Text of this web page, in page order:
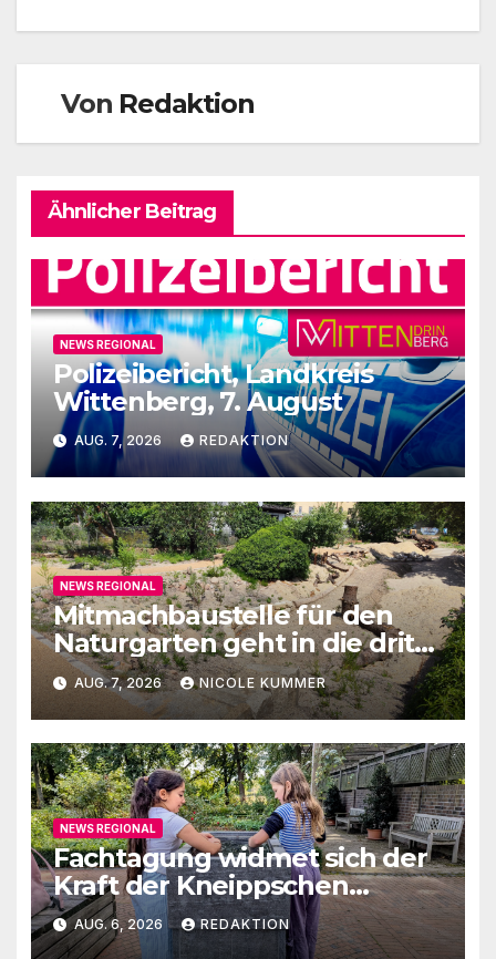
Von Redaktion
Ähnlicher Beitrag
NEWS REGIONAL
Polizeibericht, Landkreis
Wittenberg, 7. August
AUG. 7, 2026 REDAKTION
NEWS REGIONAL
Mitmachbaustelle für den
Naturgarten geht in die dritte
Runde
AUG. 7, 2026 NICOLE KUMMER
NEWS REGIONAL
Fachtagung widmet sich der
Kraft der Kneippschen
Elemente
AUG. 6, 2026 REDAKTION